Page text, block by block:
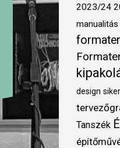
2023/24
manualitás
design siker
Tanszék